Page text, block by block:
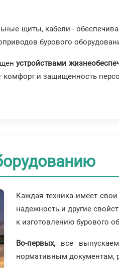
щиты, кабели -
бурового
устройствами
и защищенность
Каждая техника имеет
надежность и другие
к изготовлению бурового
Во-первых, все
нормативным документам,